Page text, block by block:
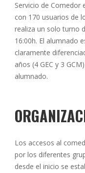
Servicio de Comedor
con 170 usuarios de
realiza un solo turno
16:00h. El alumnado
claramente
años (4 GEC y 3
alumnado.
Los accesos al
por los diferentes
desde el inicio se